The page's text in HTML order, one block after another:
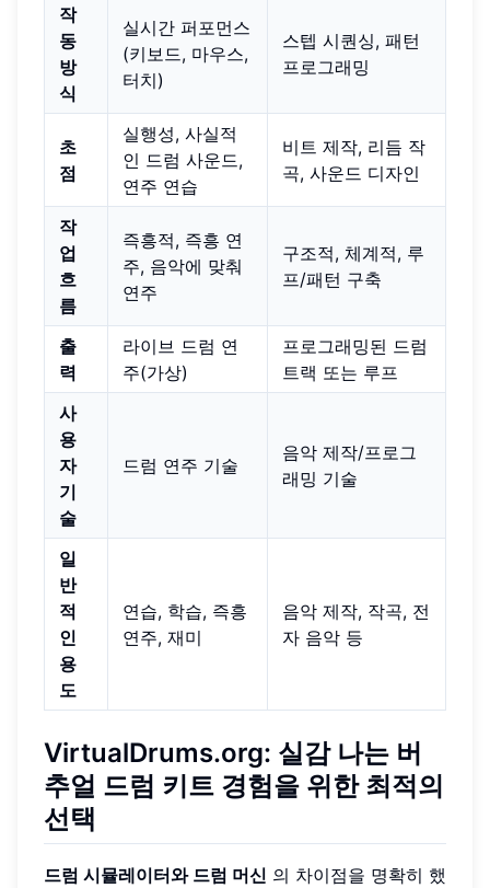
작
동
방
식
실시간 퍼포먼스
(키보드, 마우스,
터치)
스텝 시퀀싱, 패턴
프로그래밍
초
점
실행성, 사실적
인 드럼 사운드,
연주 연습
비트 제작, 리듬 작
곡, 사운드 디자인
작
업
흐
름
즉흥적, 즉흥 연
주, 음악에 맞춰
연주
구조적, 체계적, 루
프/패턴 구축
출
력
라이브 드럼 연
주(가상)
프로그래밍된 드럼
트랙 또는 루프
사
용
자
기
술
드럼 연주 기술
음악 제작/프로그
래밍 기술
일
반
적
인
용
도
연습, 학습, 즉흥
연주, 재미
음악 제작, 작곡, 전
자 음악 등
VirtualDrums.org: 실감 나는 버
추얼 드럼 키트 경험을 위한 최적의
선택
드럼 시뮬레이터와 드럼 머신 의 차이점을 명확히 했